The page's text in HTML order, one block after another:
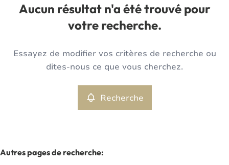
Lompret (6463) Remove
Maison Remove
Vue de la carte
Recherche Trier par
Aucun résultat n'a été trouvé pour
votre recherche.
Essayez de modifier vos critères de recherche ou
dites-nous ce que vous cherchez.
Recherche
Autres pages de recherche: